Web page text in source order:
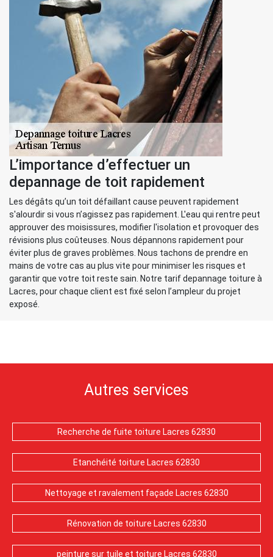
L’importance d’effectuer un
depannage de toit rapidement
Les dégâts qu’un toit défaillant cause peuvent rapidement
s'alourdir si vous n’agissez pas rapidement. L'eau qui rentre peut
approuver des moisissures, modifier l'isolation et provoquer des
révisions plus coûteuses. Nous dépannons rapidement pour
éviter plus de graves problèmes. Nous tachons de prendre en
mains de votre cas au plus vite pour minimiser les risques et
garantir que votre toit reste sain. Notre tarif depannage toiture à
Lacres, pour chaque client est fixé selon l’ampleur du projet
exposé.
Autres services
Recherche de fuite toiture Lacres 62830
Etanchéité toiture Lacres 62830
Nettoyage et ravalement façade Lacres 62830
Rénovation de toiture Lacres 62830
peinture sur tuile et toiture Lacres 62830